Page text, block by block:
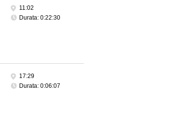
11:02
Durata: 0:22:30
17:29
Durata: 0:06:07